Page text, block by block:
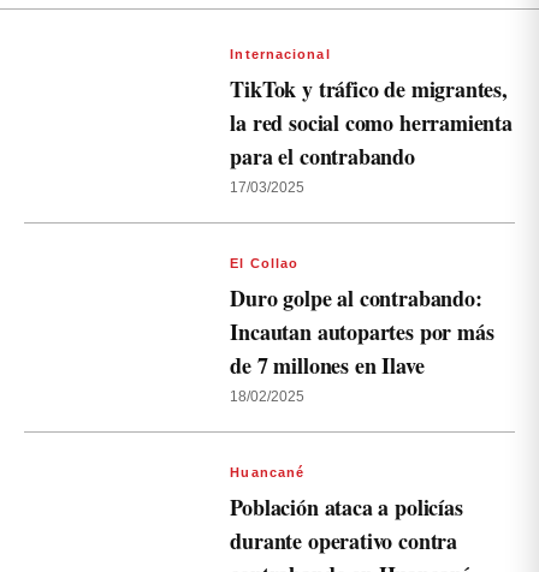
Internacional
TikTok y tráfico de migrantes,
la red social como herramienta
para el contrabando
17/03/2025
El Collao
Duro golpe al contrabando:
Incautan autopartes por más
de 7 millones en Ilave
18/02/2025
Huancané
Población ataca a policías
durante operativo contra